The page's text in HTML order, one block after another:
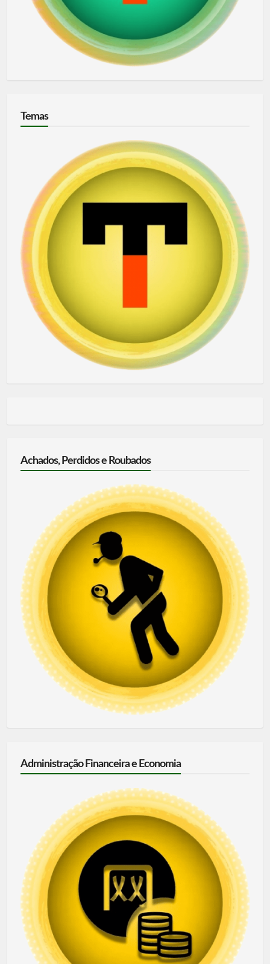
Temas
Achados, Perdidos e Roubados
Administração Financeira e Economia